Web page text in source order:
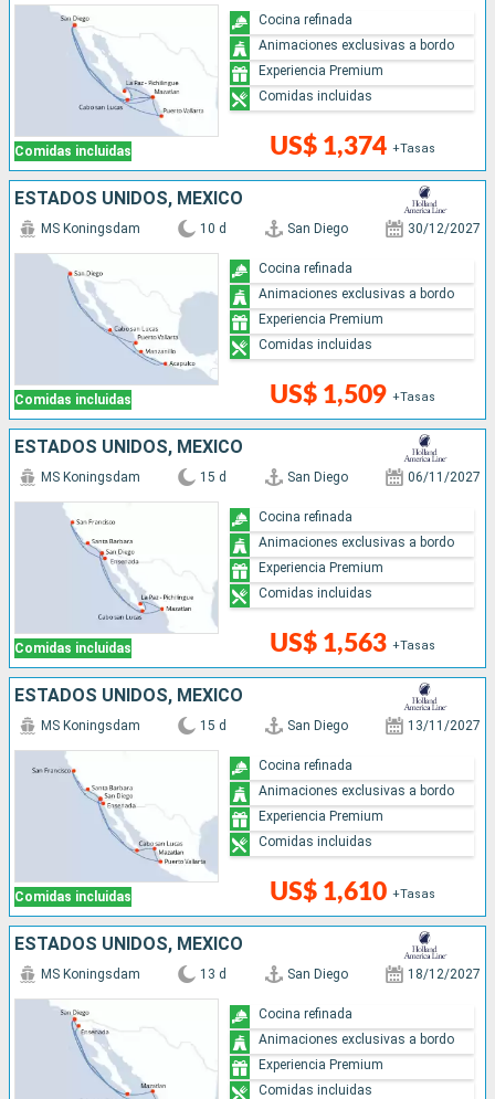
Comidas incluidas US$ 1,374 +Tasas
Cocina refinada
Animaciones exclusivas a bordo
Experiencia Premium
Comidas incluidas
ESTADOS UNIDOS, MÉXICO
Comidas incluidas
MS Koningsdam 10 d San Diego 30/12/2027
US$ 1,509 +Tasas
Cocina refinada
Animaciones exclusivas a bordo
Experiencia Premium
Comidas incluidas
ESTADOS UNIDOS, MÉXICO
Comidas incluidas
MS Koningsdam 15 d San Diego 06/11/2027
US$ 1,563 +Tasas
Cocina refinada
Animaciones exclusivas a bordo
Experiencia Premium
Comidas incluidas
ESTADOS UNIDOS, MÉXICO
Comidas incluidas
MS Koningsdam 15 d San Diego 13/11/2027
US$ 1,610 +Tasas
Cocina refinada
Animaciones exclusivas a bordo
Experiencia Premium
Comidas incluidas
ESTADOS UNIDOS, MÉXICO
MS Koningsdam 13 d San Diego 18/12/2027
Cocina refinada
Animaciones exclusivas a bordo
Experiencia Premium
Comidas incluidas